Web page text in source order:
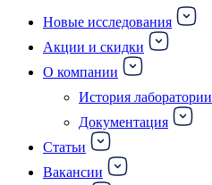
Новые исследования
Акции и скидки
О компании
История лаборатории
Документация
Статьи
Вакансии